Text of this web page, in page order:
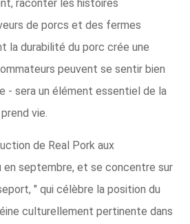
raconter les histoires
de porcs et des fermes
la durabilité du porc crée une
peuvent se sentir bien
- sera un élément essentiel de la
vie.
de Real Pork aux
en septembre, et se concentre sur
" qui célèbre la position du
culturellement pertinente dans